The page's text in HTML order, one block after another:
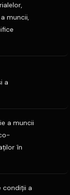
muncii,
a
a muncii
în
condiţii a